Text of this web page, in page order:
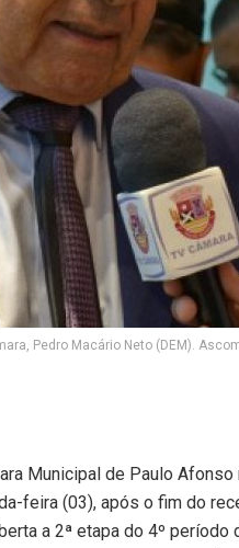
Pedro Macário Neto (DEM).
Municipal de Paulo
feira (03), após o fim do
a 2ª etapa do 4º período